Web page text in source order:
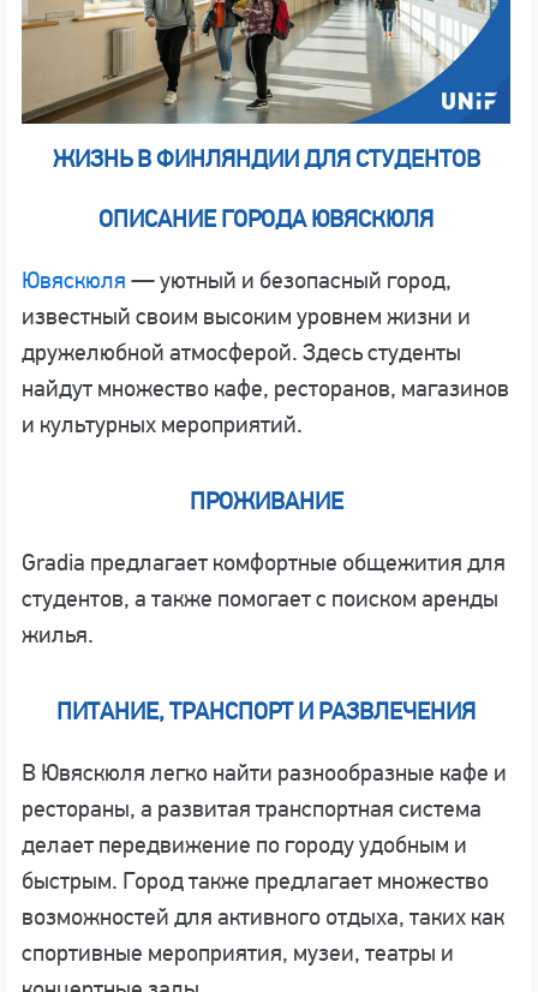
ЖИЗНЬ В ФИНЛЯНДИИ ДЛЯ СТУДЕНТОВ
ОПИСАНИЕ ГОРОДА ЮВЯСКЮЛЯ
Ювяскюля — уютный и безопасный город,
известный своим высоким уровнем жизни и
дружелюбной атмосферой. Здесь студенты
найдут множество кафе, ресторанов, магазинов
и культурных мероприятий.
ПРОЖИВАНИЕ
Gradia предлагает комфортные общежития для
студентов, а также помогает с поиском аренды
жилья.
ПИТАНИЕ, ТРАНСПОРТ И РАЗВЛЕЧЕНИЯ
В Ювяскюля легко найти разнообразные кафе и
рестораны, а развитая транспортная система
делает передвижение по городу удобным и
быстрым. Город также предлагает множество
возможностей для активного отдыха, таких как
спортивные мероприятия, музеи, театры и